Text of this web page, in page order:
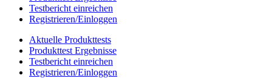
Testbericht einreichen
Registrieren/Einloggen
Aktuelle Produkttests
Produkttest Ergebnisse
Testbericht einreichen
Registrieren/Einloggen